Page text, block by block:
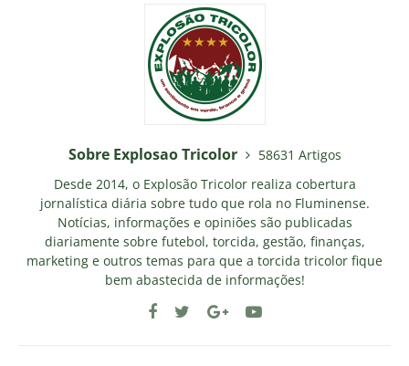
Sobre Explosao Tricolor
58631 Artigos
Desde 2014, o Explosão Tricolor realiza cobertura
jornalística diária sobre tudo que rola no Fluminense.
Notícias, informações e opiniões são publicadas
diariamente sobre futebol, torcida, gestão, finanças,
marketing e outros temas para que a torcida tricolor fique
bem abastecida de informações!